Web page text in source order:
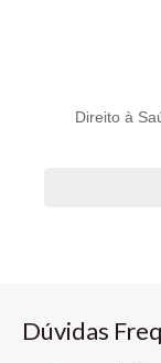
Direito à
Dúvidas